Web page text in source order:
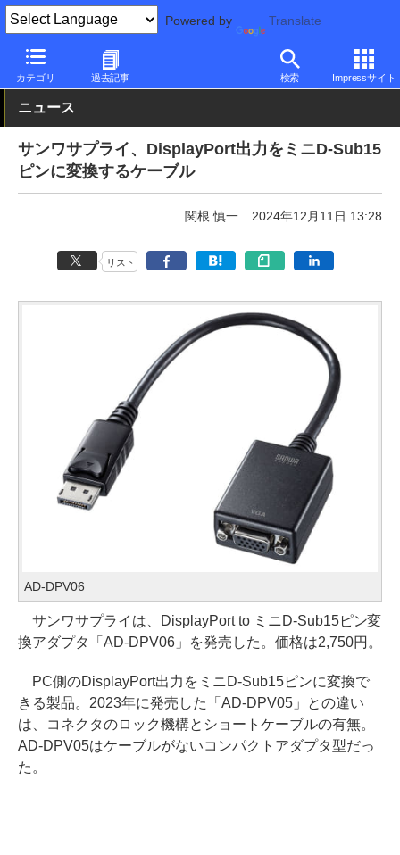
Powered by Translate
カテゴリ 過去記事 検索 Impressサイト
PC Watch 半導体/周辺機器 その他
ニュース
サンワサプライ、DisplayPort出力をミニD-Sub15
ピンに変換するケーブル
関根 慎一 2024年12月11日 13:28
リスト
AD-DPV06
サンワサプライは、DisplayPort to ミニD-Sub15ピン変
換アダプタ「AD-DPV06」を発売した。価格は2,750円。
PC側のDisplayPort出力をミニD-Sub15ピンに変換で
きる製品。2023年に発売した「AD-DPV05」との違い
は、コネクタのロック機構とショートケーブルの有無。
AD-DPV05はケーブルがないコンパクトアダプタ型だっ
た。